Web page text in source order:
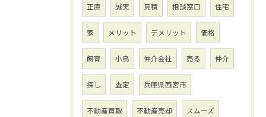
正直 誠実 見積 相談窓口 住宅
家 メリット デメリット 価格
飼育 小鳥 仲介会社 売る 仲介
探し 査定 兵庫県西宮市
不動産買取 不動産売却 スムーズ